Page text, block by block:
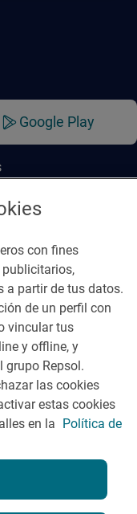
Google Play
ética
Nota legal
con fines
a partir de tus datos.
de un perfil con
vincular tus
y offline, y
grupo Repsol.
las cookies
estas cookies
en la Política de